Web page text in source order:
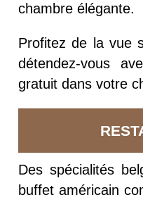
chambre élégante.
Profitez de la vue
détendez-vous
gratuit dans votre
Des spécialités
buffet américain